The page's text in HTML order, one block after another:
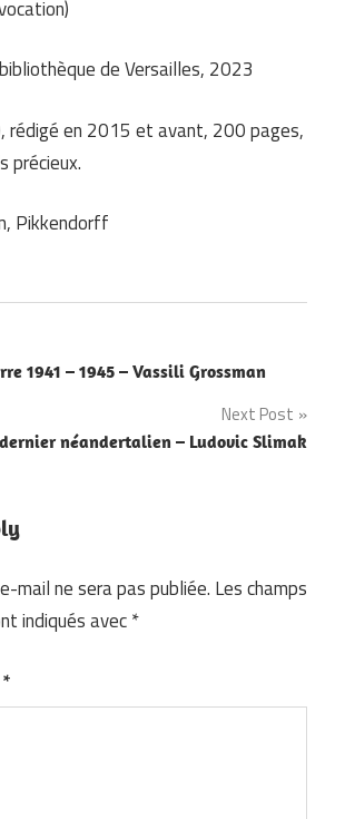
de Versailles, 2023
rédigé en 2015 et avant, 200 pages,
précieux.
Pikkendorff
1941 – 1945 – Vassili Grossman
Next Post
néandertalien – Ludovic Slimak
mail ne sera pas publiée. Les champs
indiqués avec*
*